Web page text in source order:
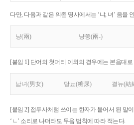
다만, 다음과 같은 의존 명사에서는 ‘냐, 녀’ 음을
냥(兩) 냥쭝(兩-)
[붙임 1] 단어의 첫머리 이외의 경우에는 본음대로
남녀(男女) 당뇨(糖尿) 결뉴(結
[붙임 2] 접두사처럼 쓰이는 한자가 붙어서 된 말
‘ㄴ’ 소리로 나더라도 두음 법칙에 따라 적는다.